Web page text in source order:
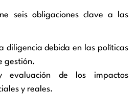
seis obligaciones clave a las
diligencia debida en las políticas
gestión.
evaluación de los impactos
y reales.